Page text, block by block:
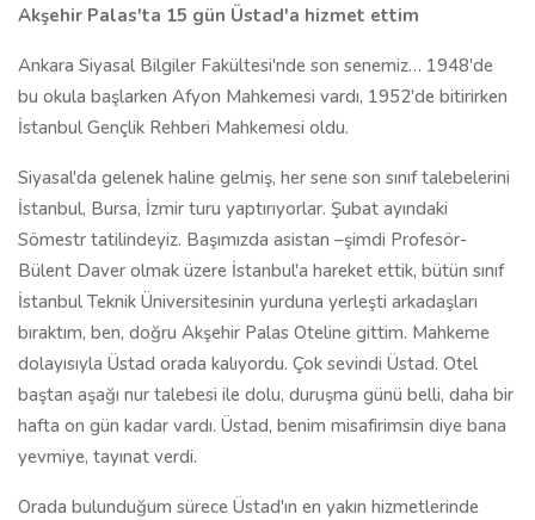
Akşehir Palas'ta 15 gün Üstad'a hizmet ettim
Ankara Siyasal Bilgiler Fakültesi'nde son senemiz… 1948'de
bu okula başlarken Afyon Mahkemesi vardı, 1952'de bitirirken
İstanbul Gençlik Rehberi Mahkemesi oldu.
Siyasal'da gelenek haline gelmiş, her sene son sınıf talebelerini
İstanbul, Bursa, İzmir turu yaptırıyorlar. Şubat ayındaki
Sömestr tatilindeyiz. Başımızda asistan –şimdi Profesör-
Bülent Daver olmak üzere İstanbul'a hareket ettik, bütün sınıf
İstanbul Teknik Üniversitesinin yurduna yerleşti arkadaşları
bıraktım, ben, doğru Akşehir Palas Oteline gittim. Mahkeme
dolayısıyla Üstad orada kalıyordu. Çok sevindi Üstad. Otel
baştan aşağı nur talebesi ile dolu, duruşma günü belli, daha bir
hafta on gün kadar vardı. Üstad, benim misafirimsin diye bana
yevmiye, tayınat verdi.
Orada bulunduğum sürece Üstad'ın en yakın hizmetlerinde